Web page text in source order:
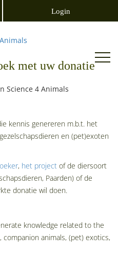
Login
met uw donatie
kennis genereren m.b.t. het
en (pet)exoten
, het project of de diersoort
Paarden) of de
donatie wil doen.
knowledge related to the
animals, (pet) exotics,